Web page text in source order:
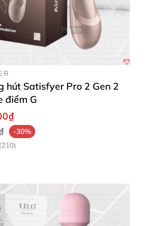
hút Satisfyer Pro 2 Gen 2
điểm G
-30%
(210)